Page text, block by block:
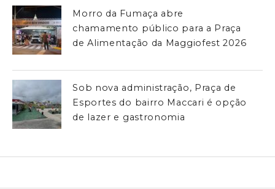
Morro da Fumaça abre
chamamento público para a Praça
de Alimentação da Maggiofest 2026
Sob nova administração, Praça de
Esportes do bairro Maccari é opção
de lazer e gastronomia